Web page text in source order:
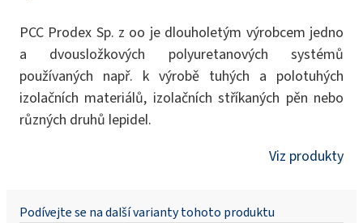
PCC Prodex Sp. z oo je dlouholetým výrobcem jedno
a dvousložkových polyuretanových systémů
používaných např. k výrobě tuhých a polotuhých
izolačních materiálů, izolačních stříkaných pěn nebo
různých druhů lepidel.
Viz produkty
Podívejte se na další varianty tohoto produktu